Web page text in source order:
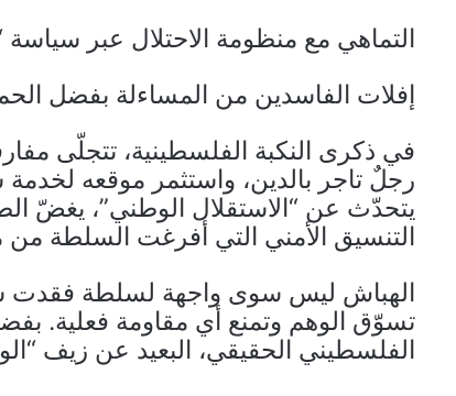
التماهي مع منظومة الاحتلال عبر سياسة
إفلات الفاسدين من المساءلة بفضل
في ذكرى النكبة الفلسطينية، تتجلّى
رجلٌ تاجر بالدين، واستثمر موقعه
يتحدّث عن “الاستقلال الوطني”، يغضّ
التنسيق الأمني التي أفرغت السلطة
الهباش ليس سوى واجهة لسلطة فقدت
تسوّق الوهم وتمنع أي مقاومة فعلية.
الفلسطيني الحقيقي، البعيد عن زيف